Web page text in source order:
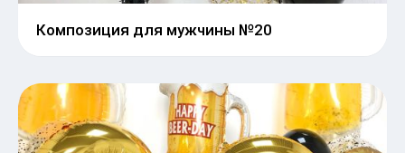
Композиция для мужчины №20